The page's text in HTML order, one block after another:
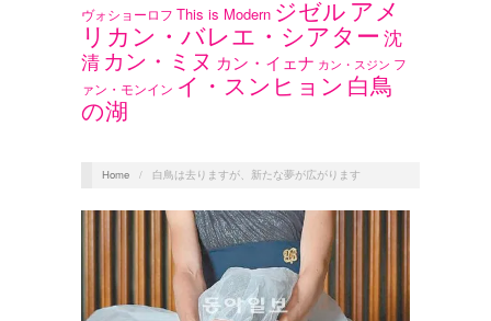
ヴォショーロフ This is Modern ジゼル アメ
リカン・バレエ・シアター 沈
清 カン・ミヌ カン・イェナ カン・スジン フ
ァン・モンイン イ・スンヒョン 白鳥
の湖
Home / 白鳥は去りますが、新たな夢が広がります